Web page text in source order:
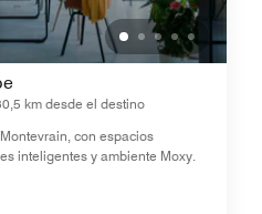
km desde el destino
con espacios
inteligentes y ambiente Moxy.